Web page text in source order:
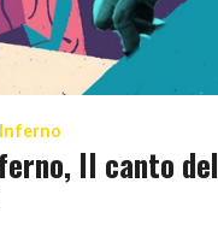
II canto del